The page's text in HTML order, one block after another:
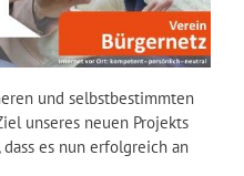
und selbstbestimmten
unseres neuen Projekts
es nun erfolgreich an